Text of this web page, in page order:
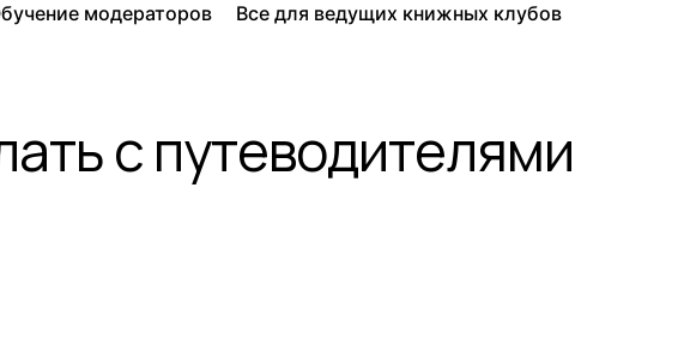
модераторов Все для ведущих книжных клубов
с путеводителями